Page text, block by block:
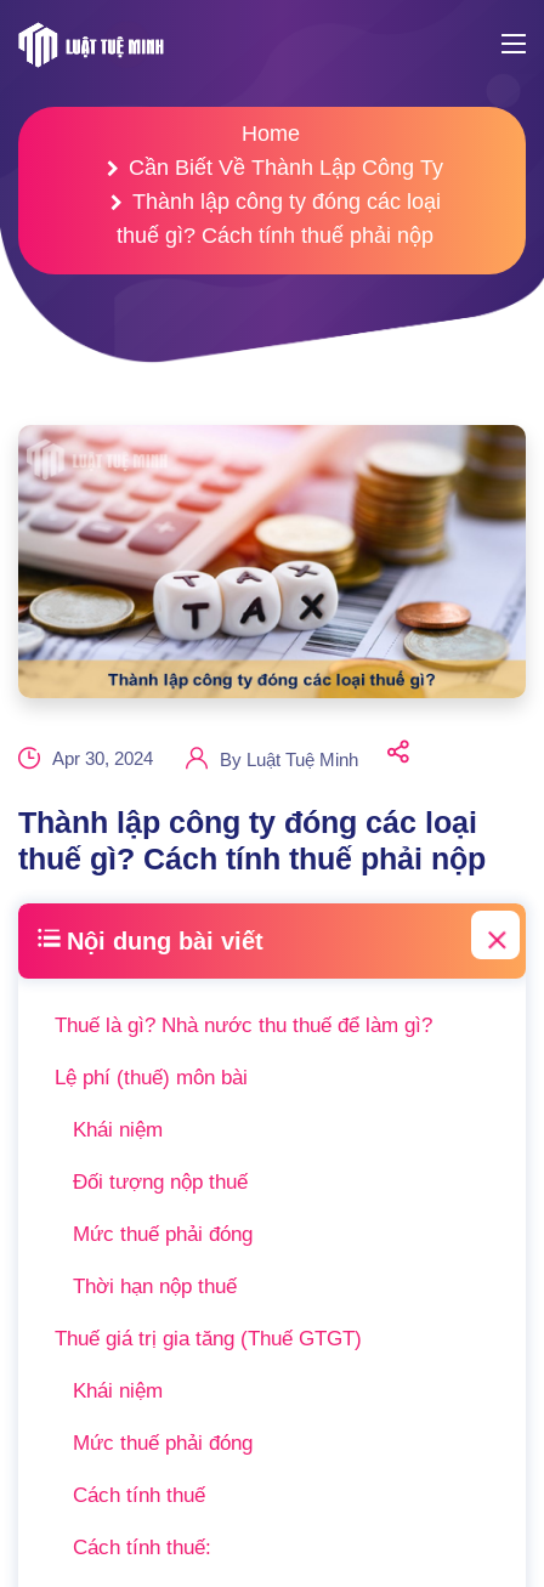
Home
Cần Biết Về Thành Lập Công Ty
Thành lập công ty đóng các loại
thuế gì? Cách tính thuế phải nộp
Apr 30, 2024 By Luật Tuệ Minh
Thành lập công ty đóng các loại
thuế gì? Cách tính thuế phải nộp
Nội dung bài viết
Thuế là gì? Nhà nước thu thuế để làm gì?
Lệ phí (thuế) môn bài
Khái niệm
Đối tượng nộp thuế
Mức thuế phải đóng
Thời hạn nộp thuế
Thuế giá trị gia tăng (Thuế GTGT)
Khái niệm
Mức thuế phải đóng
Cách tính thuế
Cách tính thuế: